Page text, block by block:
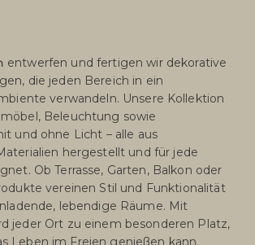
entwerfen und fertigen wir dekorative
die jeden Bereich in ein
verwandeln. Unsere Kollektion
Beleuchtung sowie
und ohne Licht – alle aus
hergestellt und für jede
Ob Terrasse, Garten, Balkon oder
vereinen Stil und Funktionalität
lebendige Räume. Mit
jeder Ort zu einem besonderen Platz,
Leben im Freien genießen kann.